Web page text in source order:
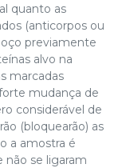
quanto as
(anticorpos ou
previamente
alvo na
marcadas
mudança de
considerável de
(bloquearão) as
a amostra é
não se ligaram